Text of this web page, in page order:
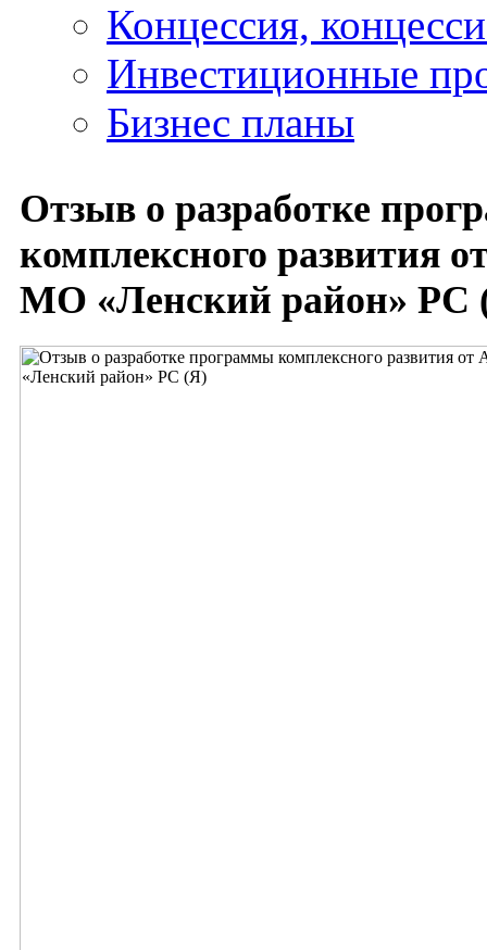
Концессия,
Инвестиционные
Бизнес планы
Отзыв о разработке
комплексного развития
МО «Ленский район» РС